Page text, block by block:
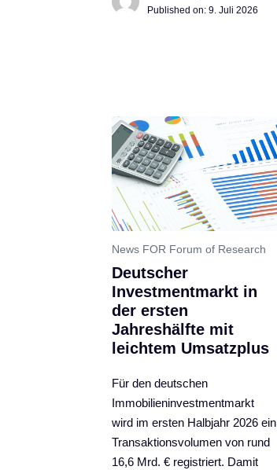
Published on: 9. Juli 2026
News FOR Forum of Research
Deutscher
Investmentmarkt in
der ersten
Jahreshälfte mit
leichtem Umsatzplus
Für den deutschen
Immobilieninvestmentmarkt
wird im ersten Halbjahr 2026 ein
Transaktionsvolumen von rund
16,6 Mrd. € registriert. Damit